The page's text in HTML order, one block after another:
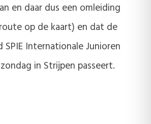
en daar dus een omleiding
op de kaart) en dat de
Internationale Junioren
in Strijpen passeert.